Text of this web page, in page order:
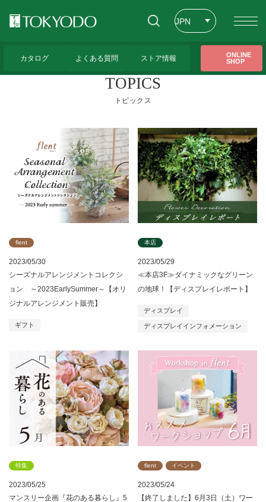
JPN
カタログ よくある質問 ストア情報
ONLINE
SHOP
TOPICS
トピックス
2023/05/30
flent
シーズナルアレンジメントコレクシ
ョン ～2023EarlySummer～【オリ
ジナルアレンジメント販売】
ギフト
2023/05/29
本店
≪本店3F≫ダイナミックなグリーン
の地球！【ディスプレイレポート】
ディスプレイ
ディスプレイインフォメーション
2023/05/25
特集
マンスリー企画『花のある暮らし』5
2023/05/24
flent イベント
【終了しました】6月3日（土）ワー